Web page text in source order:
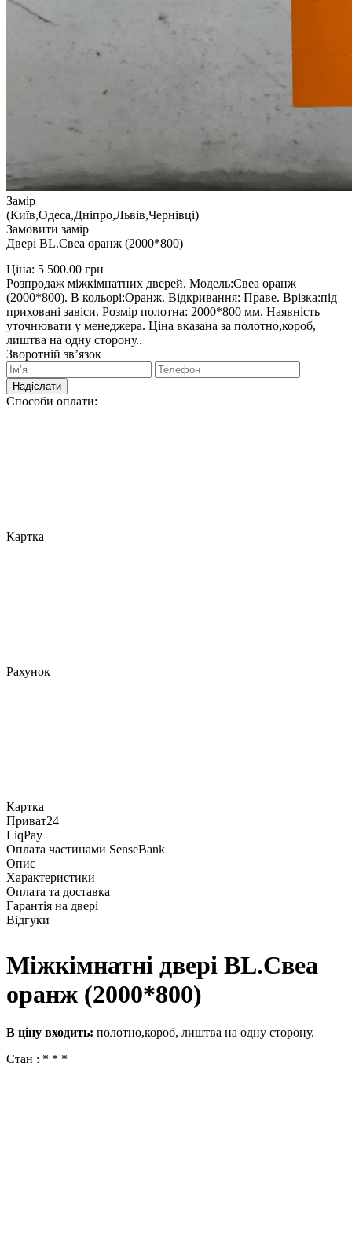
Замір
(Київ,Одеса,Дніпро,Львів,Чернівці)
Замовити замір
Двері BL.Свеа оранж (2000*800)
Ціна: 5 500.00 грн
Розпродаж міжкімнатних дверей. Модель:Свеа оранж
(2000*800). В кольорі:Оранж. Відкривання: Праве. Врізка:під
приховані завіси. Розмір полотна: 2000*800 мм. Наявність
уточнювати у менеджера. Ціна вказана за полотно,короб,
лиштва на одну сторону..
Зворотній зв’язок
Надіслати
Способи оплати:
Картка
Рахунок
Картка
Приват24
LiqPay
Оплата частинами SenseBank
Опис
Характеристики
Оплата та доставка
Гарантія на двері
Відгуки
Міжкімнатні двері BL.Свеа
оранж (2000*800)
В ціну входить: полотно,короб, лиштва на одну сторону.
Стан : * * *